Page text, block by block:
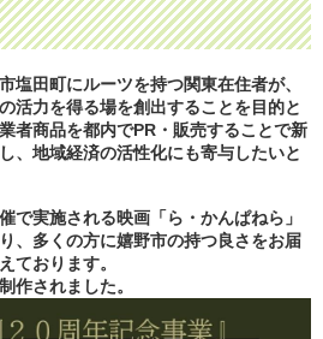
塩田町にルーツを持つ関東在住者が、
活力を得る場を創出することを目的と
者商品を都内でPR・販売することで新
、地域経済の活性化にも寄与したいと
で実施される映画「ら・かんぱねら」
、多くの方に嬉野市の持つ良さをお届
ております。
作されました。